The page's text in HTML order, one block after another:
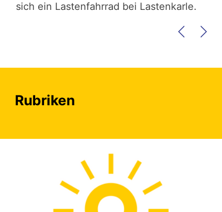
sich ein Lastenfahrrad bei Lastenkarle.
Rubriken